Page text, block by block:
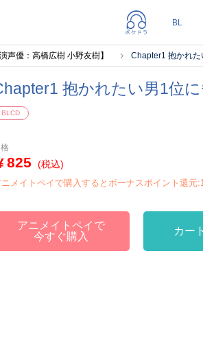
声優：高橋広樹 小野友樹】 Chapter1 抱かれ
抱かれたい男1位
BLCD
825 (税込)
ニメイトペイで購入するとボーナスポイント還元
アニメイトペイで
今すぐ購入
カー